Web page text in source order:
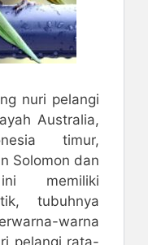
nuri pelangi
Australia,
timur,
Solomon dan
memiliki
tubuhnya
warna